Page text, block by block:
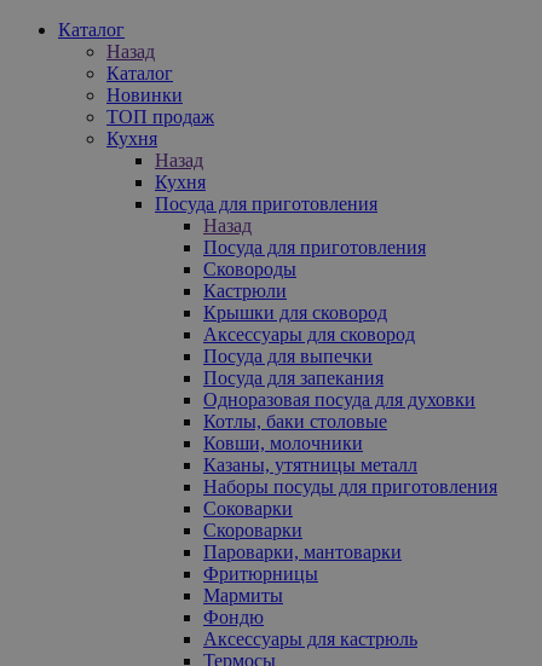
Каталог
Назад
Каталог
Новинки
ТОП продаж
Кухня
Назад
Кухня
Посуда для приготовления
Назад
Посуда для приготовления
Сковороды
Кастрюли
Крышки для сковород
Аксессуары для сковород
Посуда для выпечки
Посуда для запекания
Одноразовая посуда для духовки
Котлы, баки столовые
Ковши, молочники
Казаны, утятницы металл
Наборы посуды для приготовления
Соковарки
Скороварки
Пароварки, мантоварки
Фритюрницы
Мармиты
Фондю
Аксессуары для кастрюль
Термосы